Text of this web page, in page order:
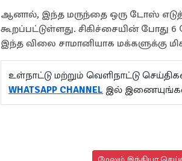
ஆனால், இந்த மருந்தை ஒரு டோஸ்
கூறப்பட்டுள்ளது. சிகிச்சையின் போது
இந்த விலை சாமானியாக மக்களுக்கு
உள்நாட்டு மற்றும் வெளிநாட்டு
WHATSAPP CHANNEL இல்